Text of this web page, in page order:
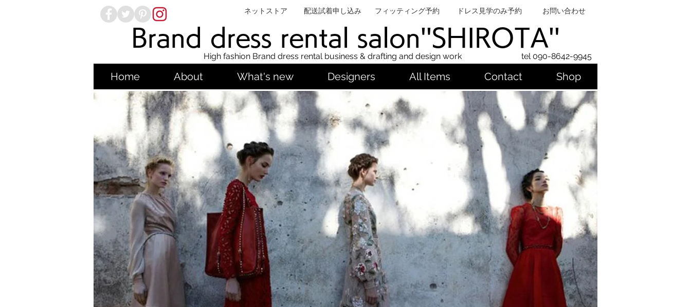
ネットストア 配送試着申し込み フィッティング予約 ドレス見学のみ予約 お問い合わせ
Brand dress rental salon''SHIROTA''
High fashion Brand dress rental business & drafting and design work tel 090-8642-9945
Home About What's new Designers All Items Contact Shop